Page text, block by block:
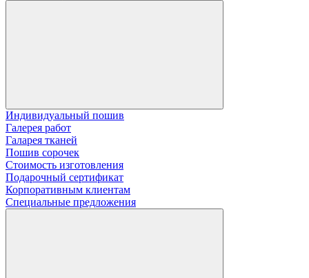
Индивидуальный пошив
Галерея работ
Галарея тканей
Пошив сорочек
Стоимость изготовления
Подарочный сертификат
Корпоративным клиентам
Специальные предложения